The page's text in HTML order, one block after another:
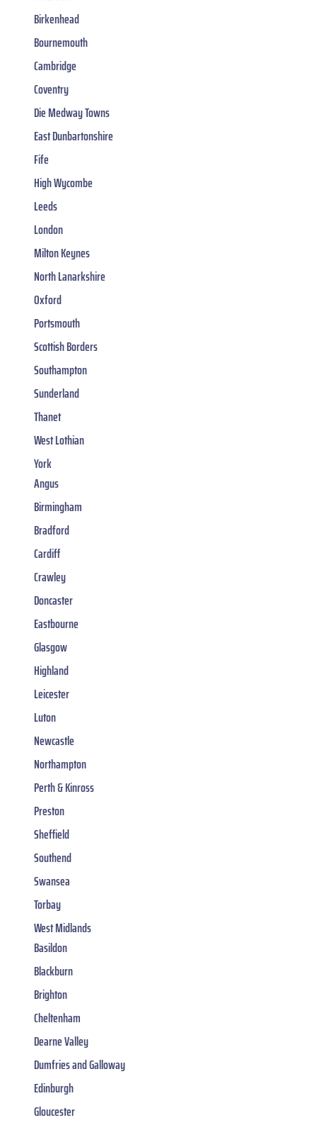
Birkenhead
Bournemouth
Cambridge
Coventry
Die Medway Towns
East Dunbartonshire
Fife
High Wycombe
Leeds
London
Milton Keynes
North Lanarkshire
Oxford
Portsmouth
Scottish Borders
Southampton
Sunderland
Thanet
West Lothian
York
Angus
Birmingham
Bradford
Cardiff
Crawley
Doncaster
Eastbourne
Glasgow
Highland
Leicester
Luton
Newcastle
Northampton
Perth & Kinross
Preston
Sheffield
Southend
Swansea
Torbay
West Midlands
Basildon
Blackburn
Brighton
Cheltenham
Dearne Valley
Dumfries and Galloway
Edinburgh
Gloucester